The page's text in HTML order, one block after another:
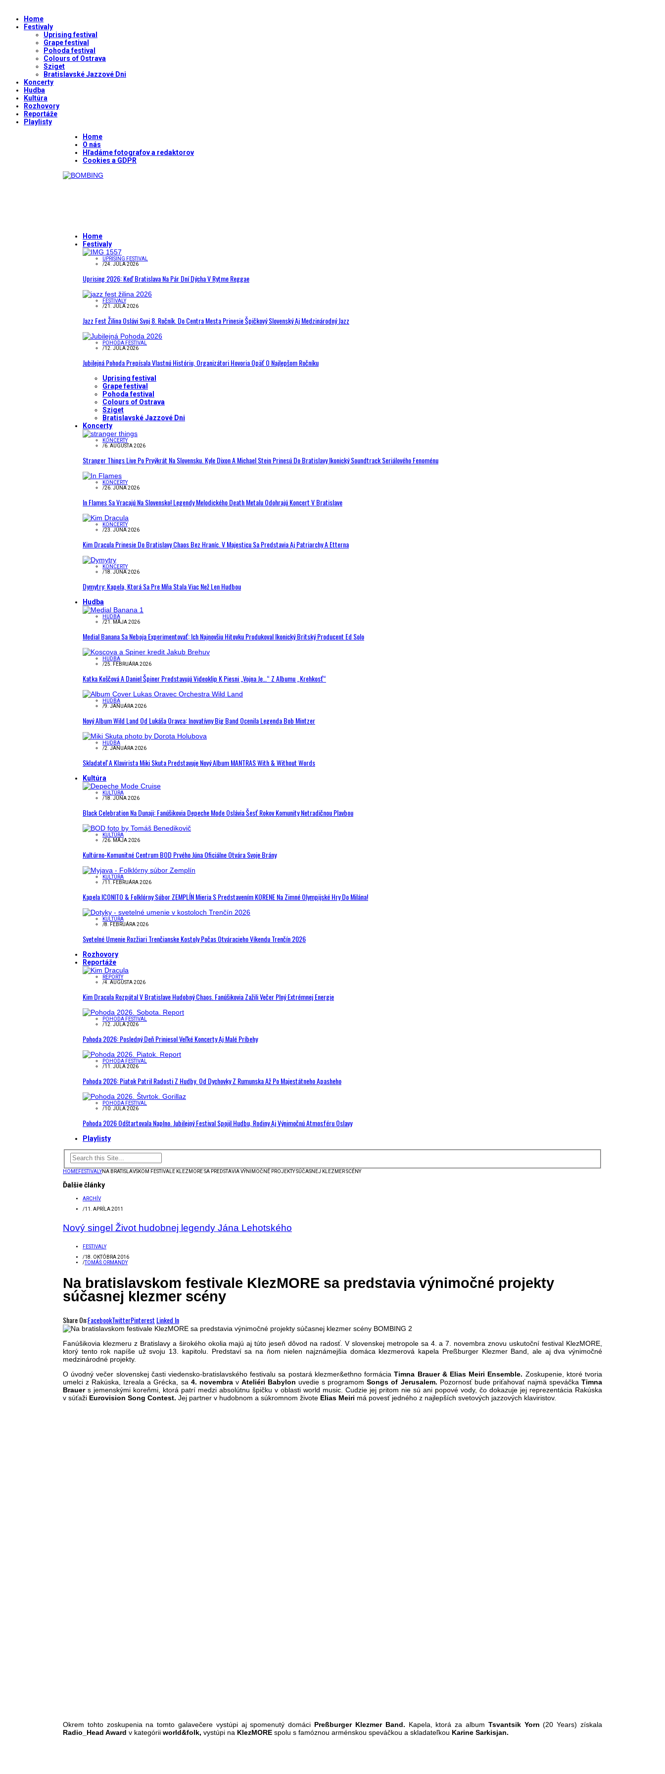
Home
Festivaly
Uprising festival
Grape festival
Pohoda festival
Colours of Ostrava
Sziget
Bratislavské Jazzové Dni
Koncerty
Hudba
Kultúra
Rozhovory
Reportáže
Playlisty
Home
O nás
Hľadáme fotografov a redaktorov
Cookies a GDPR
Home
Festivaly
UPRISING FESTIVAL
/24. JÚLA 2026
Uprising 2026: Keď Bratislava Na Pár Dní Dýcha V Rytme Reggae
FESTIVALY
/21. JÚLA 2026
Jazz Fest Žilina Oslávi Svoj 8. Ročník. Do Centra Mesta Prinesie Špičkový Slovenský Aj Medzinárodný Jazz
POHODA FESTIVAL
/12. JÚLA 2026
Jubilejná Pohoda Prepísala Vlastnú Históriu, Organizátori Hovoria Opäť O Najlepšom Ročníku
Uprising festival
Grape festival
Pohoda festival
Colours of Ostrava
Sziget
Bratislavské Jazzové Dni
Koncerty
KONCERTY
/6. AUGUSTA 2026
Stranger Things Live Po Prvýkrát Na Slovensku. Kyle Dixon A Michael Stein Prinesú Do Bratislavy Ikonický Soundtrack Seriálového Fenoménu
KONCERTY
/26. JÚNA 2026
In Flames Sa Vracajú Na Slovensko! Legendy Melodického Death Metalu Odohrajú Koncert V Bratislave
KONCERTY
/23. JÚNA 2026
Kim Dracula Prinesie Do Bratislavy Chaos Bez Hraníc. V Majesticu Sa Predstavia Aj Patriarchy A Etterna
KONCERTY
/18. JÚNA 2026
Dymytry: Kapela, Ktorá Sa Pre Mňa Stala Viac Než Len Hudbou
Hudba
HUDBA
/21. MÁJA 2026
Medial Banana Sa Neboja Experimentovať: Ich Najnovšiu Hitovku Produkoval Ikonický Britský Producent Ed Solo
HUDBA
/25. FEBRUÁRA 2026
Katka Koščová A Daniel Špiner Predstavujú Videoklip K Piesni „Vojna Je…“ Z Albumu „Krehkosť“
HUDBA
/9. JANUÁRA 2026
Nový Album Wild Land Od Lukáša Oravca: Inovatívny Big Band Ocenila Legenda Bob Mintzer
HUDBA
/2. JANUÁRA 2026
Skladateľ A Klavirista Miki Skuta Predstavuje Nový Album MANTRAS With & Without Words
Kultúra
KULTÚRA
/18. JÚNA 2026
Black Celebration Na Dunaji: Fanúšikovia Depeche Mode Oslávia Šesť Rokov Komunity Netradičnou Plavbou
KULTÚRA
/26. MÁJA 2026
Kultúrno-Komunitné Centrum BOD Prvého Júna Oficiálne Otvára Svoje Brány
KULTÚRA
/11. FEBRUÁRA 2026
Kapela ICONITO & Folklórny Súbor ZEMPLÍN Mieria S Predstavením KORENE Na Zimné Olympijské Hry Do Milána!
KULTÚRA
/8. FEBRUÁRA 2026
Svetelné Umenie Rozžiari Trenčianske Kostoly Počas Otváracieho Víkendu Trenčín 2026
Rozhovory
Reportáže
REPORTY
/4. AUGUSTA 2026
Kim Dracula Rozpútal V Bratislave Hudobný Chaos. Fanúšikovia Zažili Večer Plný Extrémnej Energie
POHODA FESTIVAL
/12. JÚLA 2026
Pohoda 2026: Posledný Deň Priniesol Veľké Koncerty Aj Malé Príbehy
POHODA FESTIVAL
/11. JÚLA 2026
Pohoda 2026: Piatok Patril Radosti Z Hudby. Od Dychovky Z Rumunska Až Po Majestátneho Apasheho
POHODA FESTIVAL
/10. JÚLA 2026
Pohoda 2026 Odštartovala Naplno. Jubilejný Festival Spojil Hudbu, Rodiny Aj Výnimočnú Atmosféru Oslavy
Playlisty
HOMEFESTIVALYNA BRATISLAVSKOM FESTIVALE KLEZMORE SA PREDSTAVIA VÝNIMOČNÉ PROJEKTY SÚČASNEJ KLEZMER SCÉNY
Ďalšie články
ARCHÍV
/11. APRÍLA 2011
Nový singel Život hudobnej legendy Jána Lehotského
FESTIVALY
/18. OKTÓBRA 2016
/TOMÁŠ ORMANDY
Na bratislavskom festivale KlezMORE sa predstavia výnimočné projekty
súčasnej klezmer scény
Share On:FacebookTwitterPinterest Linked In
Fanúšikovia klezmeru z Bratislavy a širokého okolia majú aj túto jeseň dôvod na radosť. V slovenskej metropole sa 4. a 7. novembra znovu uskutoční festival KlezMORE,
ktorý tento rok napíše už svoju 13. kapitolu. Predstaví sa na ňom nielen najznámejšia domáca klezmerová kapela Preßburger Klezmer Band, ale aj dva výnimočné
medzinárodné projekty.
O úvodný večer slovenskej časti viedensko-bratislavského festivalu sa postará klezmer&ethno formáciaTimna Brauer & Elias Meiri Ensemble. Zoskupenie, ktoré tvoria
umelci z Rakúska, Izreala a Grécka, sa 4. novembrav Ateliéri Babylon uvedie s programomSongs of Jerusalem. Pozornosť bude priťahovať najmä speváčkaTimna
Brauers jemenskými koreňmi, ktorá patrí medzi absolútnu špičku v oblasti world music. Cudzie jej pritom nie sú ani popové vody, čo dokazuje jej reprezentácia Rakúska
v súťaži Eurovision Song Contest. Jej partner v hudobnom a súkromnom živote Elias Meiri má povesť jedného z najlepších svetových jazzových klaviristov.
Okrem tohto zoskupenia na tomto galavečere vystúpi aj spomenutý domáci Preßburger Klezmer Band. Kapela, ktorá za album Tsvantsik Yorn (20 Years) získala
Radio_Head Award v kategórii world&folk, vystúpi na KlezMORE spolu s famóznou arménskou speváčkou a skladateľkou Karine Sarkisjan.